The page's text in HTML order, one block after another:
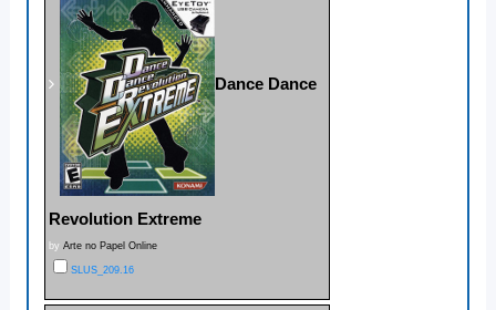
Dance Dance
Revolution Extreme
by Arte no Papel Online
SLUS_209.16